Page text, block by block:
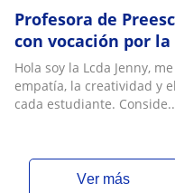
Profesora de
con vocación por
aprendizaje
dinámicas
Hola soy la Lcda Jenny,
empatía, la creatividad y
cada estudiante.
ver más